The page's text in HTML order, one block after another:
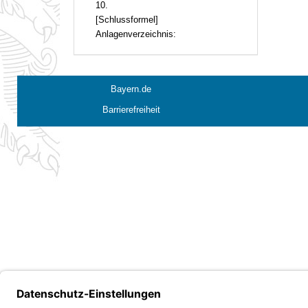
10.
[Schlussformel]
Anlagenverzeichnis:
Bayern.de
Barrierefreiheit